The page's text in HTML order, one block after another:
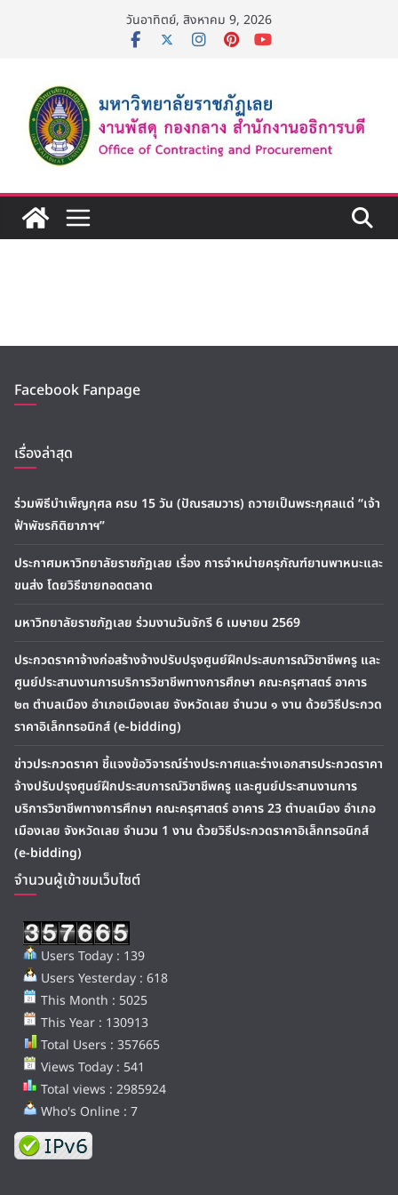
วันอาทิตย์, สิงหาคม 9, 2026
Facebook Fanpage
เรื่องล่าสุด
ร่วมพิธีบำเพ็ญกุศล ครบ 15 วัน (ปัณรสมวาร) ถวายเป็นพระกุศลแด่ “เจ้า
ฟ้าพัชรกิติยาภาฯ”
ประกาศมหาวิทยาลัยราชภัฏเลย เรื่อง การจำหน่ายครุภัณฑ์ยานพาหนะและ
ขนส่ง โดยวิธีขายทอดตลาด
มหาวิทยาลัยราชภัฏเลย ร่วมงานวันจักรี 6 เมษายน 2569
ประกวดราคาจ้างก่อสร้างจ้างปรับปรุงศูนย์ฝึกประสบการณ์วิชาชีพครู และ
ศูนย์ประสานงานการบริการวิชาชีพทางการศึกษา คณะครุศาสตร์ อาคาร
๒๓ ตำบลเมือง อำเภอเมืองเลย จังหวัดเลย จำนวน ๑ งาน ด้วยวิธีประกวด
ราคาอิเล็กทรอนิกส์ (e-bidding)
ข่าวประกวดราคา ชี้แจงข้อวิจารณ์ร่างประกาศและร่างเอกสารประกวดราคา
จ้างปรับปรุงศูนย์ฝึกประสบการณ์วิชาชีพครู และศูนย์ประสานงานการ
บริการวิชาชีพทางการศึกษา คณะครุศาสตร์ อาคาร 23 ตำบลเมือง อำเภอ
เมืองเลย จังหวัดเลย จำนวน 1 งาน ด้วยวิธีประกวดราคาอิเล็กทรอนิกส์
(e-bidding)
จำนวนผู้เข้าชมเว็บไซต์
Users Today : 139
Users Yesterday : 618
This Month : 5025
This Year : 130913
Total Users : 357665
Views Today : 541
Total views : 2985924
Who's Online : 7